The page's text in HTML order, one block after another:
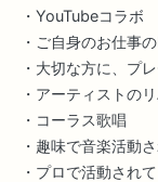
・YouTubeコラボ
・ご自身のお仕事
・大切な方に、プ
・アーティストの
・コーラス歌唱
・趣味で音楽活動
・プロで活動され